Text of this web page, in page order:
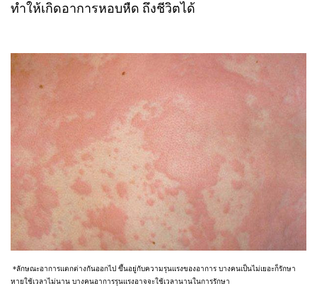
ทำให้เกิดอาการหอบหืด ถึงชีวิตได้
*ลักษณะอาการแตกต่างกันออกไป ขึ้นอยู่กับความรุนแรงของอาการ บางคนเป็นไม่เยอะก็รักษา
หายใช้เวลาไม่นาน บางคนอาการรุนแรงอาจจะใช้เวลานานในการรักษา